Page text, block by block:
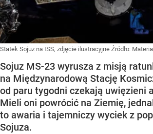
Statek Sojuz na ISS, zdjęcie ilustracyjne Źródło:
Sojuz MS-23 wyrusza z misją
na Międzynarodową Stację
od paru tygodni czekają uwięzieni
Mieli oni powrócić na Ziemię,
to awaria i tajemniczy wyciek z
Sojuza.